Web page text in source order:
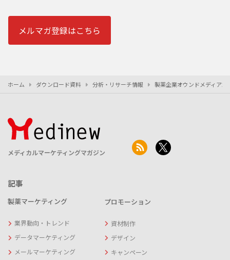
メルマガ登録はこちら
ホーム ダウンロード資料 分析・リサーチ情報 製薬企業オウンドメディア
メディカルマーケティングマガジン
記事
製薬マーケティング
業界動向・トレンド
データマーケティング
メールマーケティング
プロモーション
資材制作
デザイン
キャンペーン